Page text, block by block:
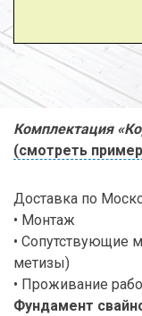
Комплектация
(смотреть
Доставка по
• Монтаж
• Сопутствующие
метизы)
• Проживание
Фундамент